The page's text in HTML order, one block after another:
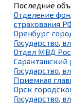
Последние
Отделение
страхования
Оренбург
Государство,
Отдел МВД
Саракташский
Государство,
Приемная
Орск
Государство,